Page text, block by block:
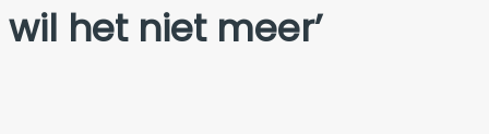
wil het niet meer’